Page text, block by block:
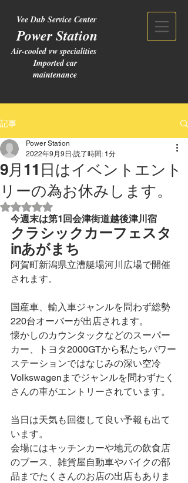
Vee Dub Service Center
Power Station
Air-cooled vw specialities
Imported car
maintenance
記事
9月11日はイベントエント
リーの為お休みします。
Power Station
2022年9月9日 読了時間: 1分
5つ星のうちNaNと評価されています。
今週末は第1回会津街道越後津川宿
クラシックカーフェスタ
inあがまち
阿賀町新潟県立漕艇場河川広場で開催
されます。
国産車、輸入車ジャンルを問わず総勢
220台オーバーが出店されます。
懐かしのカウンタックなどのスーパー
カー、トヨタ2000GTから私たちパワー
ステーションではなじみの深い空冷
Volkswagenまでジャンルを問わずたく
さんの車がエントリーされています。
当日は天気も回復して良い予報も出て
います。
会場にはキッチンカーや地元の飲食店
のブース、雑貨屋自動車やバイクの部
品までたくさんのお店の出店もありま